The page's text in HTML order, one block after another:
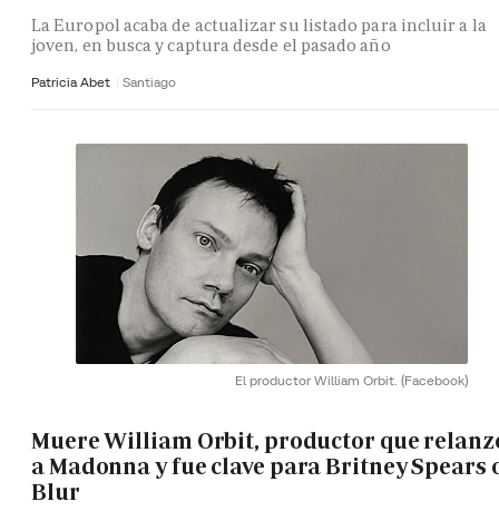
La Europol acaba de actualizar su listado para incluir a la
joven, en busca y captura desde el pasado año
Patricia Abet Santiago
El productor William Orbit. (Facebook)
Muere William Orbit, productor que
a Madonna y fue clave para Britney Spears
Blur